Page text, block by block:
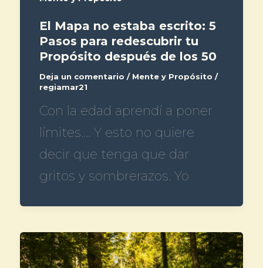
El Mapa no estaba escrito: 5
Pasos para redescubrir tu
Propósito después de los 50
Deja un comentario / Mente y Propósito /
regiamar21
Con la edad aprendí a poner
límites…. Y esto no quiere
decir que tenga que dar
gritos y sombrerazos. Yo